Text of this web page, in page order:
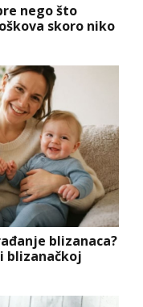
nego što
skoro niko
blizanaca?
blizanačkoj